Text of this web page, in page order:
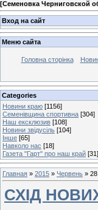
[Семеновка Черниговской
Вход на сайт
Меню сайта
Головна сторінка
Categories
Новини краю [1156]
Семенівщина спортивна [304]
Наш ексклюзив [108]
Новини звідусіль [104]
Інше [65]
Навколо нас [18]
Газета "Гарт" про наш край [31]
Главная » 2015 » Червень » 28
СХІД